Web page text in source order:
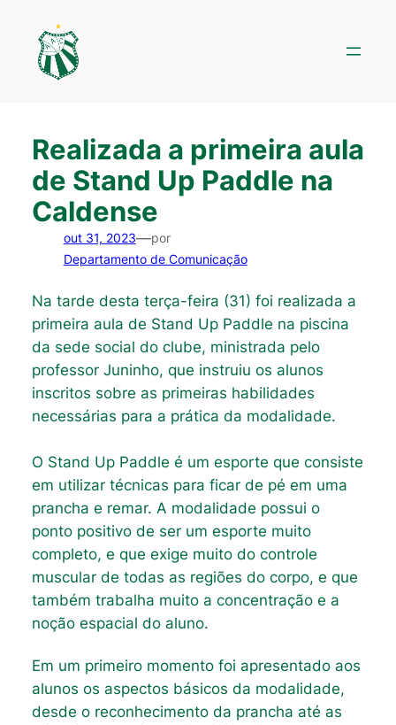
conteúdo
Realizada a primeira aula
de Stand Up Paddle na
Caldense
out 31, 2023—por
Departamento de Comunicação
Na tarde desta terça-feira (31) foi realizada a
primeira aula de Stand Up Paddle na piscina
da sede social do clube, ministrada pelo
professor Juninho, que instruiu os alunos
inscritos sobre as primeiras habilidades
necessárias para a prática da modalidade.
O Stand Up Paddle é um esporte que consiste
em utilizar técnicas para ficar de pé em uma
prancha e remar. A modalidade possui o
ponto positivo de ser um esporte muito
completo, e que exige muito do controle
muscular de todas as regiões do corpo, e que
também trabalha muito a concentração e a
noção espacial do aluno.
Em um primeiro momento foi apresentado aos
alunos os aspectos básicos da modalidade,
desde o reconhecimento da prancha até as